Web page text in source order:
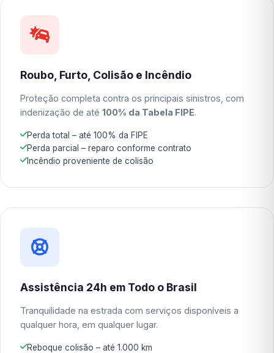
Roubo, Furto, Colisão e Incêndio
Proteção completa contra os principais sinistros, com
indenização de até 100% da Tabela FIPE.
Perda total – até 100% da FIPE
Perda parcial – reparo conforme contrato
Incêndio proveniente de colisão
Assistência 24h em Todo o Brasil
Tranquilidade na estrada com serviços disponíveis a
qualquer hora, em qualquer lugar.
Reboque colisão – até 1.000 km